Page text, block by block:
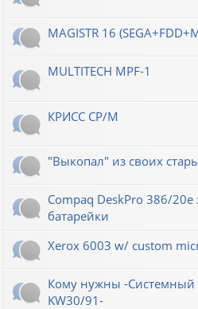
MAGISTR 16
MULTITECH MPF-1
КРИСС CP/M
"Выкопал" из своих
Compaq DeskPro 386/20e
батарейки
Xerox 6003 w/ custom
Кому нужны -Системный
KW30/91-